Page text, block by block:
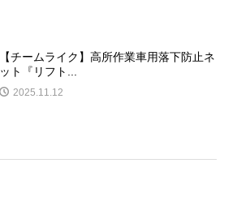
【チームライク】高所作業車用落下防止ネ
ット『リフト...
2025.11.12